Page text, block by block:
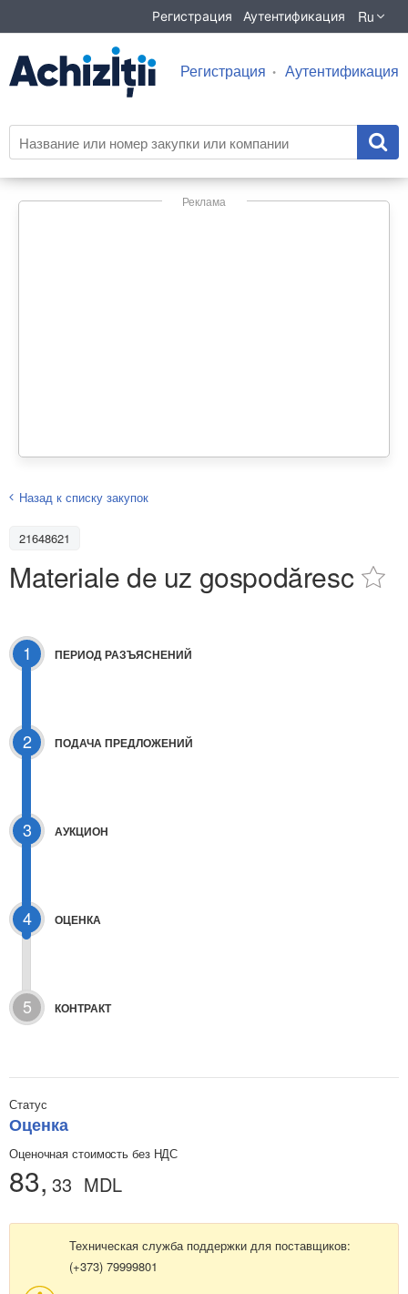
Регистрация Аутентификация Ru
Регистрация Аутентификация
Реклама
Назад к списку закупок
21648621
Materiale de uz gospodăresc
1 ПЕРИОД РАЗЪЯСНЕНИЙ
2 ПОДАЧА ПРЕДЛОЖЕНИЙ
3 АУКЦИОН
4 ОЦЕНКА
5 КОНТРАКТ
Статус
Оценка
Оценочная стоимость без НДС
83, 33 MDL
Техническая служба поддержки для поставщиков:
(+373) 79999801